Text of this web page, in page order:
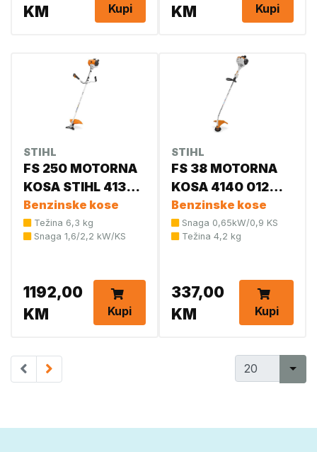
KM
Kupi
KM
Kupi
STIHL
FS 250 MOTORNA
KOSA STIHL 4134
200 0332
Benzinske kose
Težina 6,3 kg
Snaga 1,6/2,2 kW/KS
1192,00
KM
Kupi
STIHL
FS 38 MOTORNA
KOSA 4140 012
2364
Benzinske kose
Snaga 0,65kW/0,9 KS
Težina 4,2 kg
337,00
KM
Kupi